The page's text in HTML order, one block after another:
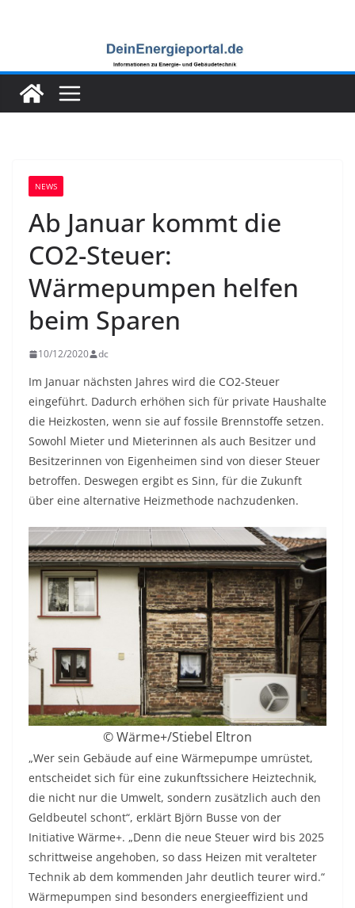
NEWS
Ab Januar kommt die
CO2-Steuer:
Wärmepumpen helfen
beim Sparen
10/12/2020 dc
Im Januar nächsten Jahres wird die CO2-Steuer
eingeführt. Dadurch erhöhen sich für private Haushalte
die Heizkosten, wenn sie auf fossile Brennstoffe setzen.
Sowohl Mieter und Mieterinnen als auch Besitzer und
Besitzerinnen von Eigenheimen sind von dieser Steuer
betroffen. Deswegen ergibt es Sinn, für die Zukunft
über eine alternative Heizmethode nachzudenken.
© Wärme+/Stiebel Eltron
„Wer sein Gebäude auf eine Wärmepumpe umrüstet,
entscheidet sich für eine zukunftssichere Heiztechnik,
die nicht nur die Umwelt, sondern zusätzlich auch den
Geldbeutel schont“, erklärt Björn Busse von der
Initiative Wärme+. „Denn die neue Steuer wird bis 2025
schrittweise angehoben, so dass Heizen mit veralteter
Technik ab dem kommenden Jahr deutlich teurer wird.“
Wärmepumpen sind besonders energieeffizient und